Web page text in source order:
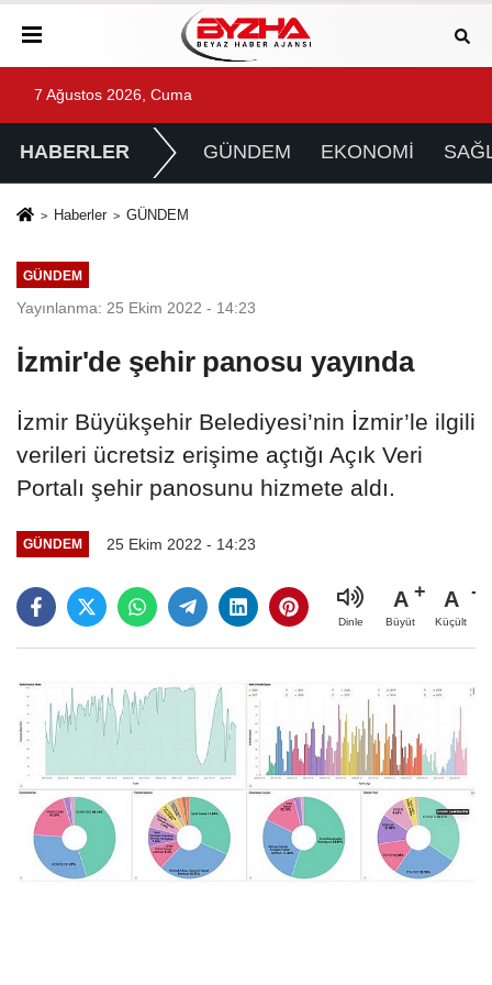
7 Ağustos 2026, Cuma
HABERLER GÜNDEM EKONOMİ
Haberler GÜNDEM
GÜNDEM
Yayınlanma: 25 Ekim 2022 - 14:23
İzmir'de şehir panosu yayında
İzmir Büyükşehir Belediyesi’nin İzmir’le ilgili
verileri ücretsiz erişime açtığı Açık Veri
Portalı şehir panosunu hizmete aldı.
GÜNDEM 25 Ekim 2022 - 14:23
Dinle
A
Büyüt
A
Küçült